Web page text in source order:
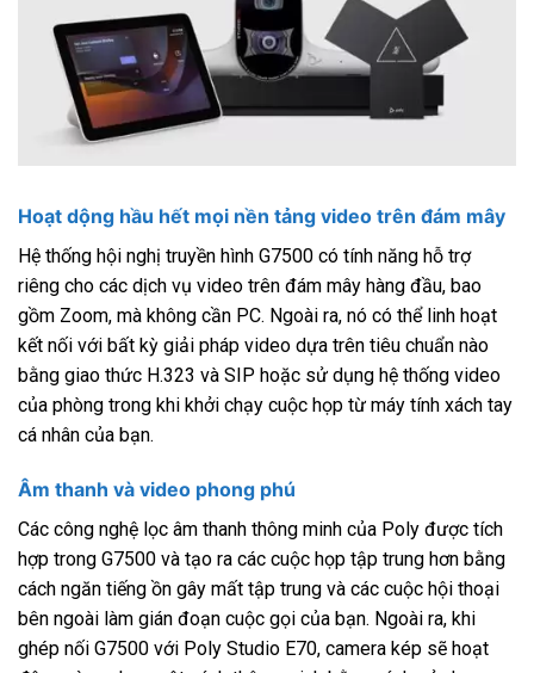
Hoạt dộng hầu hết mọi nền tảng video trên đám mây
Hệ thống hội nghị truyền hình G7500 có tính năng hỗ trợ
riêng cho các dịch vụ video trên đám mây hàng đầu, bao
gồm Zoom, mà không cần PC. Ngoài ra, nó có thể linh hoạt
kết nối với bất kỳ giải pháp video dựa trên tiêu chuẩn nào
bằng giao thức H.323 và SIP hoặc sử dụng hệ thống video
của phòng trong khi khởi chạy cuộc họp từ máy tính xách tay
cá nhân của bạn.
Âm thanh và video phong phú
Các công nghệ lọc âm thanh thông minh của Poly được tích
hợp trong G7500 và tạo ra các cuộc họp tập trung hơn bằng
cách ngăn tiếng ồn gây mất tập trung và các cuộc hội thoại
bên ngoài làm gián đoạn cuộc gọi của bạn. Ngoài ra, khi
ghép nối G7500 với Poly Studio E70, camera kép sẽ hoạt